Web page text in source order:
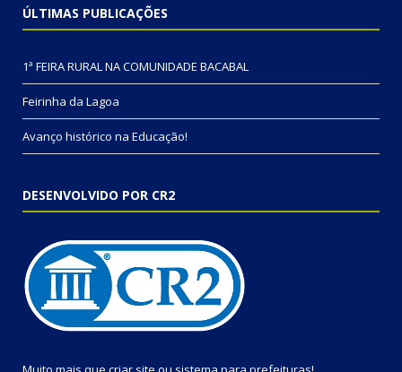
ÚLTIMAS PUBLICAÇÕES
1ª FEIRA RURAL NA COMUNIDADE BACABAL
Feirinha da Lagoa
Avanço histórico na Educação!
DESENVOLVIDO POR CR2